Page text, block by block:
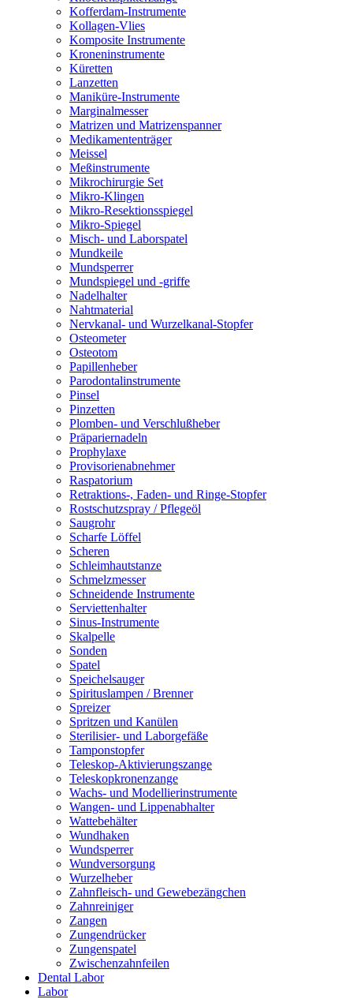
Kofferdam-Instrumente
Kollagen-Vlies
Komposite Instrumente
Kroneninstrumente
Küretten
Lanzetten
Maniküre-Instrumente
Marginalmesser
Matrizen und Matrizenspanner
Medikamententräger
Meissel
Meßinstrumente
Mikrochirurgie Set
Mikro-Klingen
Mikro-Resektionsspiegel
Mikro-Spiegel
Misch- und Laborspatel
Mundkeile
Mundsperrer
Mundspiegel und -griffe
Nadelhalter
Nahtmaterial
Nervkanal- und Wurzelkanal-Stopfer
Osteometer
Osteotom
Papillenheber
Parodontalinstrumente
Pinsel
Pinzetten
Plomben- und Verschlußheber
Präpariernadeln
Prophylaxe
Provisorienabnehmer
Raspatorium
Retraktions-, Faden- und Ringe-Stopfer
Rostschutzspray / Pflegeöl
Saugrohr
Scharfe Löffel
Scheren
Schleimhautstanze
Schmelzmesser
Schneidende Instrumente
Serviettenhalter
Sinus-Instrumente
Skalpelle
Sonden
Spatel
Speichelsauger
Spirituslampen / Brenner
Spreizer
Spritzen und Kanülen
Sterilisier- und Laborgefäße
Tamponstopfer
Teleskop-Aktivierungszange
Teleskopkronenzange
Wachs- und Modellierinstrumente
Wangen- und Lippenabhalter
Wattebehälter
Wundhaken
Wundsperrer
Wundversorgung
Wurzelheber
Zahnfleisch- und Gewebezängchen
Zahnreiniger
Zangen
Zungendrücker
Zungenspatel
Zwischenzahnfeilen
Dental Labor
Labor